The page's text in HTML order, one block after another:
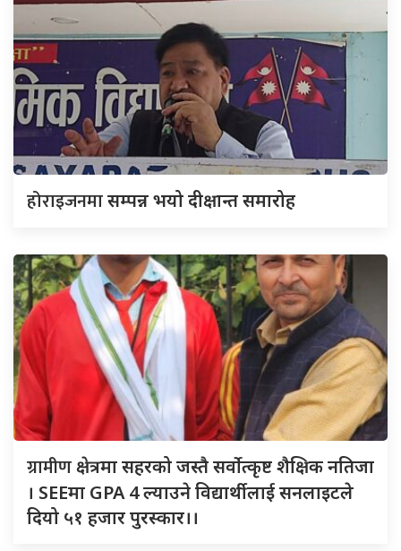
होराइजनमासम्पन्न भयो दीक्षान्त समारोह
ग्रामीण क्षेत्रमा सहरको जस्तै सर्वोत्कृष्ट शैक्षिक नतिजा
। SEEमा GPA 4 ल्याउने विद्यार्थीलाई सनलाइटले
दियो ५१ हजार पुरस्कार।।